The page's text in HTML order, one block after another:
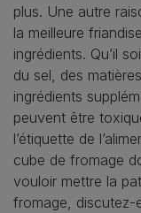
plus. Une autre
la meilleure
ingrédients. Qu’il
du sel, des
ingrédients
peuvent être
l’étiquette de
cube de fromage
vouloir mettre la
fromage, discutez-